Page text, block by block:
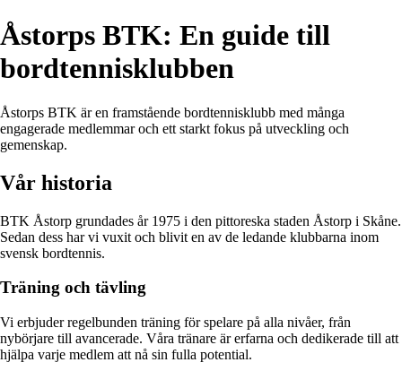
Åstorps BTK: En guide till
bordtennisklubben
Åstorps BTK är en framstående bordtennisklubb med många
engagerade medlemmar och ett starkt fokus på utveckling och
gemenskap.
Vår historia
BTK Åstorp grundades år 1975 i den pittoreska staden Åstorp i Skåne.
Sedan dess har vi vuxit och blivit en av de ledande klubbarna inom
svensk bordtennis.
Träning och tävling
Vi erbjuder regelbunden träning för spelare på alla nivåer, från
nybörjare till avancerade. Våra tränare är erfarna och dedikerade till att
hjälpa varje medlem att nå sin fulla potential.